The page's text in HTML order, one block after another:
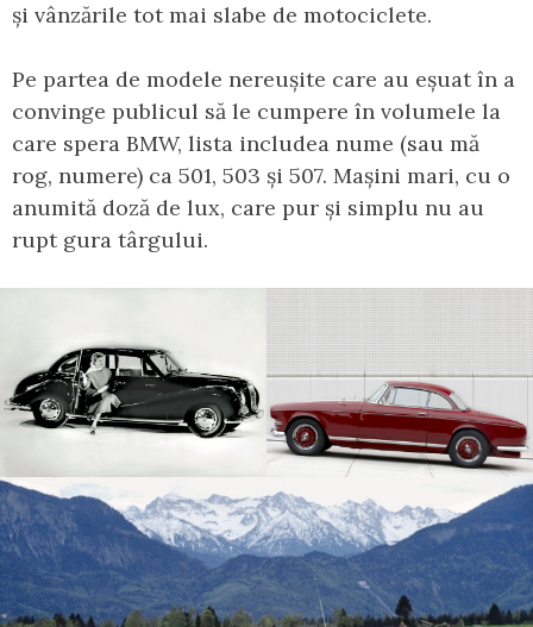
și vânzările tot mai slabe de motociclete.
Pe partea de modele nereușite care au eșuat în a
convinge publicul să le cumpere în volumele la
care spera BMW, lista includea nume (sau mă
rog, numere) ca 501, 503 și 507. Mașini mari, cu o
anumită doză de lux, care pur și simplu nu au
rupt gura târgului.